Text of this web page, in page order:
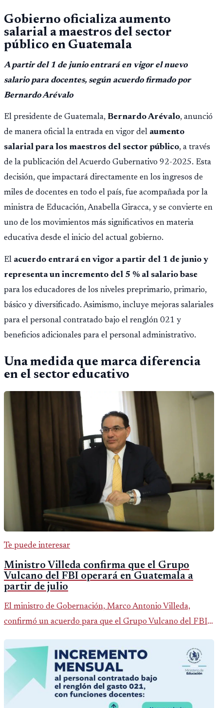
Gobierno oficializa aumento
salarial a maestros del sector
público en Guatemala
A partir del 1 de junio entrará en vigor el nuevo
salario para docentes, según acuerdo firmado por
Bernardo Arévalo
El presidente de Guatemala, Bernardo Arévalo, anunció
de manera oficial la entrada en vigor del aumento
salarial para los maestros del sector público, a través
de la publicación del Acuerdo Gubernativo 92-2025. Esta
decisión, que impactará directamente en los ingresos de
miles de docentes en todo el país, fue acompañada por la
ministra de Educación, Anabella Giracca, y se convierte en
uno de los movimientos más significativos en materia
educativa desde el inicio del actual gobierno.
El acuerdo entrará en vigor a partir del 1 de junio y
representa un incremento del 5 % al salario base
para los educadores de los niveles preprimario, primario,
básico y diversificado. Asimismo, incluye mejoras salariales
para el personal contratado bajo el renglón 021 y
beneficios adicionales para el personal administrativo.
Una medida que marca diferencia
en el sector educativo
Te puede interesar
Ministro Villeda confirma que el Grupo
Vulcano del FBI operará en Guatemala a
partir de julio
El ministro de Gobernación, Marco Antonio Villeda,
confirmó un acuerdo para que el Grupo Vulcano del FBI
fallido con la administración anterior del Ministerio
Público.